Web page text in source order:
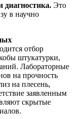
Это
в научно
отбор
штукатурки,
Лабораторные
на прочность
на плесень,
заявленным
скрытые